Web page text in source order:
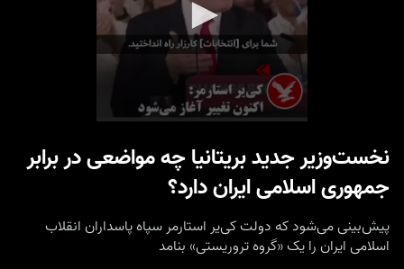
39نخست‌وزیر جدید بریتانیا چه مواضعی در برابر
جمهوری اسلامی ایران دارد؟
پیش‌بینی می‌شود که دولت کی‌یر استارمر سپاه پاسداران انقلاب
اسلامی ایران را یک «گروه تروریستی» بنامد